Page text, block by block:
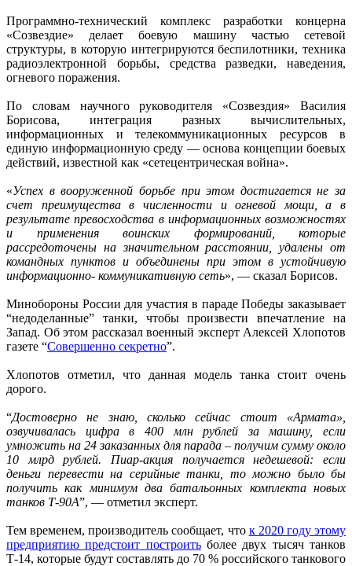
Программно-технический комплекс разработки концерна
«Созвездие» делает боевую машину частью сетевой
структуры, в которую интегрируются беспилотники, техника
радиоэлектронной борьбы, средства разведки, наведения,
огневого поражения.
По словам научного руководителя «Созвездия» Василия
Борисова, интеграция разных вычислительных,
информационных и телекоммуникационных ресурсов в
единую информационную среду — основа концепции боевых
действий, известной как «сетецентрическая война».
«Успех в вооруженной борьбе при этом достигается не за
счет преимущества в численности и огневой мощи, а в
результате превосходства в информационных возможностях
и применения воинских формирований, которые
рассредоточены на значительном расстоянии, удалены от
командных пунктов и объединены при этом в устойчивую
информационно- коммуникативную сеть», — сказал Борисов.
Минобороны России для участия в параде Победы заказывает
“недоделанные” танки, чтобы произвести впечатление на
Запад. Об этом рассказал военный эксперт Алексей Хлопотов
газете “Совершенно секретно”.
Хлопотов отметил, что данная модель танка стоит очень
дорого.
“Достоверно не знаю, сколько сейчас стоит «Армата»,
озвучивалась цифра в 400 млн рублей за машину, если
умножить на 24 заказанных для парада – получим сумму около
10 млрд рублей. Пиар-акция получается недешевой: если
деньги перевести на серийные танки, то можно было бы
получить как минимум два батальонных комплекта новых
танков Т-90А”, — отметил эксперт.
Тем временем, производитель сообщает, что к 2020 году этому
предприятию предстоит построитьболее двух тысяч танков
Т-14, которые будут составлять до 70 % российского танкового